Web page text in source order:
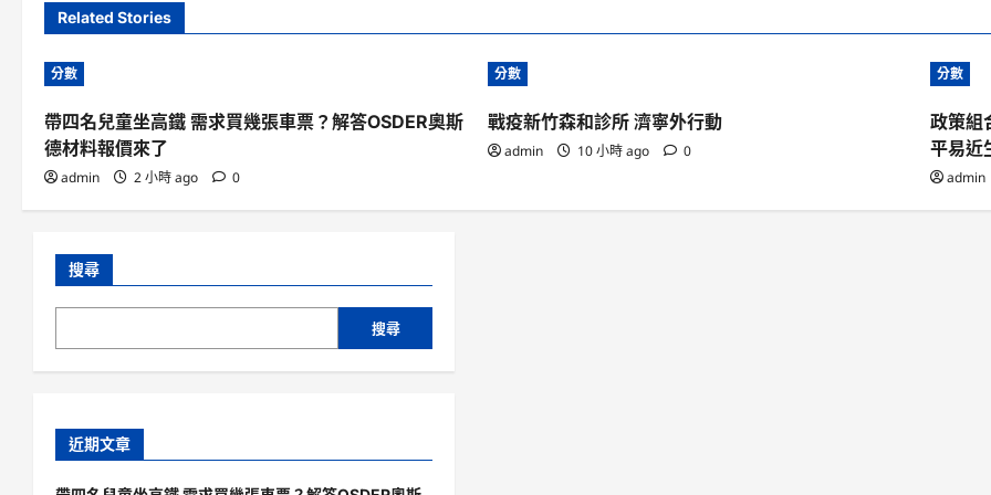
Related Stories
分數
帶四名兒童坐高鐵 需求買幾張車票？解答OSDER奧斯
德材料報價來了
admin 2 小時 ago 0
分數
戰疫新竹森和診所 濟寧外行動
admin 10 小時 ago 0
分數
政策組
平易近
admin
搜尋
搜尋
近期文章